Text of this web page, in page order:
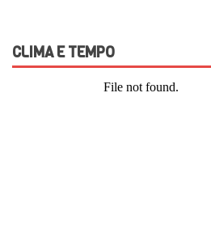
CLIMA E TEMPO